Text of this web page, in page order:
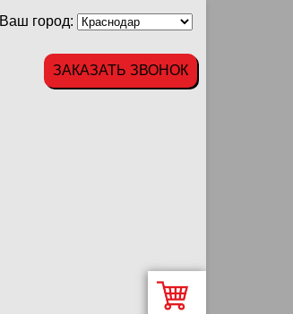
ЗАКАЗАТЬ ЗВОНОК
Ваш город: